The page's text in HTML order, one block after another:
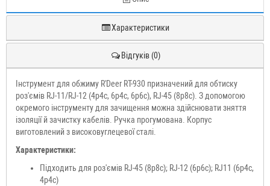
Характеристики
Відгуків (0)
Інструмент для обжиму R'Deer RT-930 призначений для обтиску
роз'ємів RJ-11/RJ-12 (4р4с, 6р4с, 6p6c), RJ-45 (8p8c). З допомогою
окремого інструменту для зачищення можна здійснювати зняття
ізоляції й зачистку кабелів. Ручка прогумована. Корпус
виготовлений з високовуглецевої сталі.
Характеристики:
Підходить для роз'ємів RJ-45 (8p8c); RJ-12 (6p6c); RJ11 (6p4c,
4p4c)